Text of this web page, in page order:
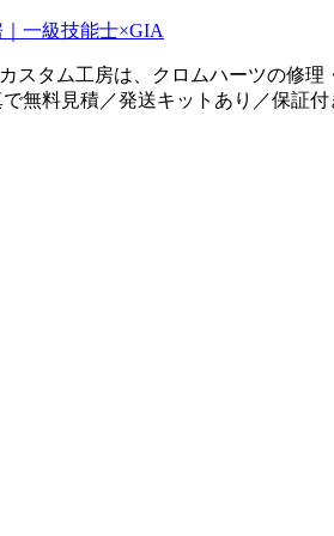
タム工房は、クロムハーツの修
無料見積／発送キットあり／保証付